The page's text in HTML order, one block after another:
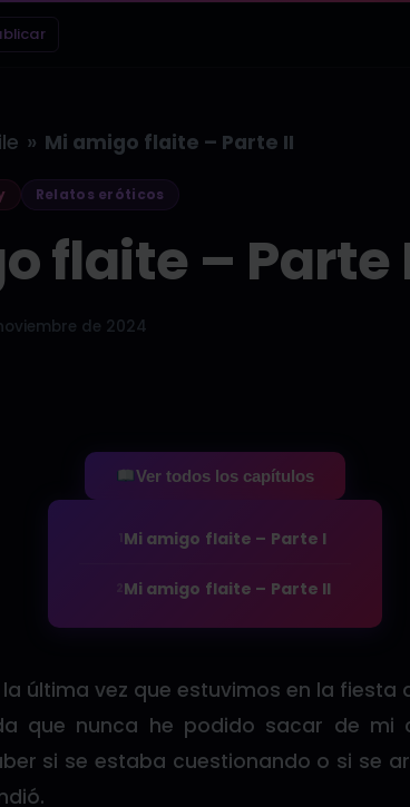
» Mi amigo flaite – Parte II
Relatos eróticos
flaite – Parte
de 2024
Ver todos los capítulos
Mi amigo flaite – Parte I
Mi amigo flaite – Parte II
última vez que estuvimos en la
que nunca he podido sacar de mi
si se estaba cuestionando o si se